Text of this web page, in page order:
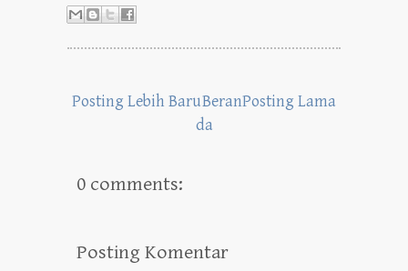
Posting Lebih Baru Posting Lama
Beran
da
0 comments:
Posting Komentar